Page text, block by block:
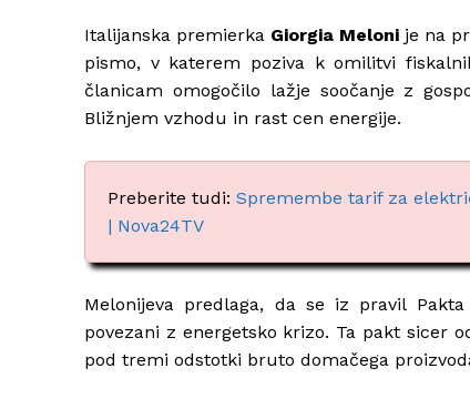
Italijanska premierka Giorgia Meloni je na
pismo, v katerem poziva k omilitvi
članicam omogočilo lažje soočanje z
Bližnjem vzhodu in rast cen energije.
Preberite tudi: Spremembe tarif za
| Nova24TV
Melonijeva predlaga, da se iz pravil
povezani z energetsko krizo. Ta pakt sicer
pod tremi odstotki bruto domačega